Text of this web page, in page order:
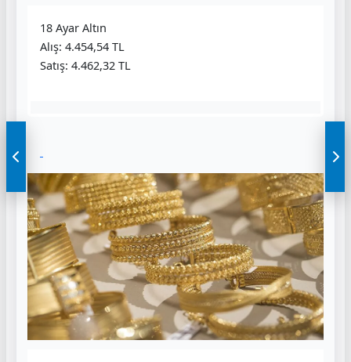
18 Ayar Altın
Alış: 4.454,54 TL
Satış: 4.462,32 TL